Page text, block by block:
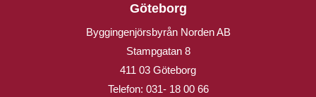
Göteborg
Byggingenjörsbyrån Norden AB
Stampgatan 8
411 03 Göteborg
Telefon: 031- 18 00 66